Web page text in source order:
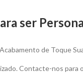
ser
de Toque
Contacte-nos